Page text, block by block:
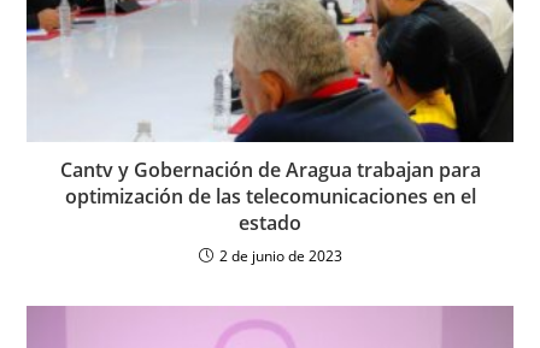
Cantv y Gobernación de Aragua trabajan para
optimización de las telecomunicaciones en el
estado
2 de junio de 2023